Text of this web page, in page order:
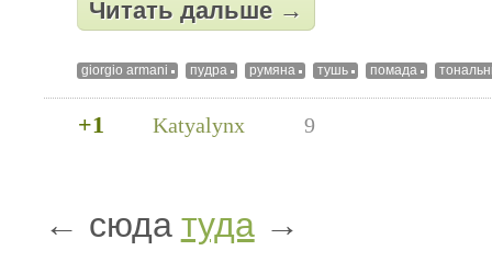
Читать дальше →
giorgio armani пудра румяна тушь помада
+1 Katyalynx 9
← сюда туда→